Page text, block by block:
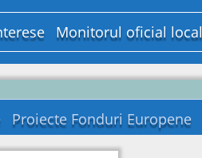
Monitorul oficial local
Proiecte Fonduri Europene